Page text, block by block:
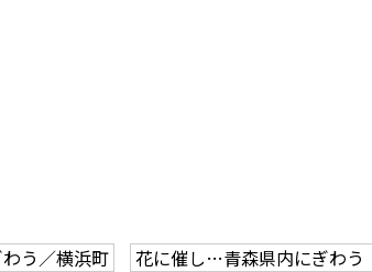
う／横浜町
花に催し…青森県内にぎわ